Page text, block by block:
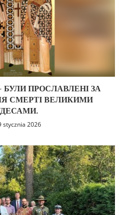
БУЛИ ПРОСЛАВЛЕНІ ЗА
СМЕРТІ ВЕЛИКИМИ
stycznia 2026